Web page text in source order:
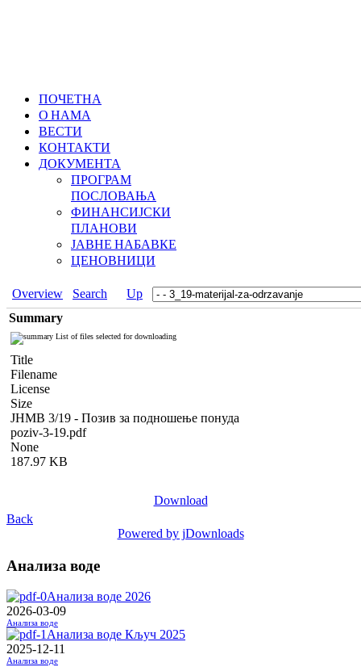
ПОЧЕТНА
О НАМА
ВЕСТИ
КОНТАКТИ
ДОКУМЕНТА
ПРОГРАМ
ПОСЛОВАЊА
ФИНАНСИЈСКИ
ПЛАНОВИ
ЈАВНЕ НАБАВКЕ
ЦЕНОВНИЦИ
Overview Search
Up
Summary
List of files selected for downloading
Title
Filename
License
Size
ЈНМВ 3/19 - Позив за подношење понуда
poziv-3-19.pdf
None
187.97 KB
Download
Back
Powered by jDownloads
Анализа воде
Анализа воде 2026
2026-03-09
Анализа воде
Анализа воде Кључ 2025
2025-12-11
Анализа воде